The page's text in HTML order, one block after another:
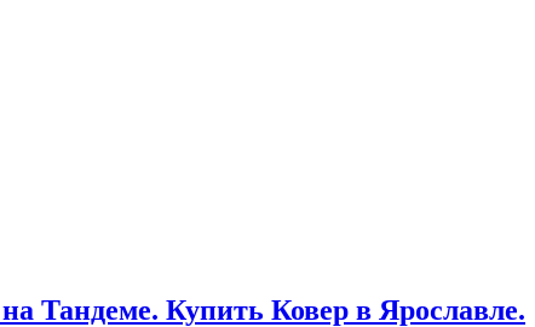
Тандеме. Купить Ковер в Ярославле.